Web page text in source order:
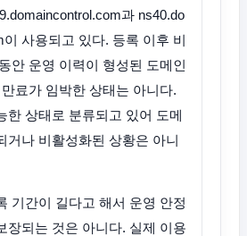
과 ns40.do
이 사용되고 있다. 등록 이후 비
안 운영 이력이 형성된 도메인
료가 임박한 상태는 아니다.
한 상태로 분류되고 있어 도메
거나 비활성화된 상황은 아니
기간이 길다고 해서 운영 안정
장되는 것은 아니다. 실제 이용